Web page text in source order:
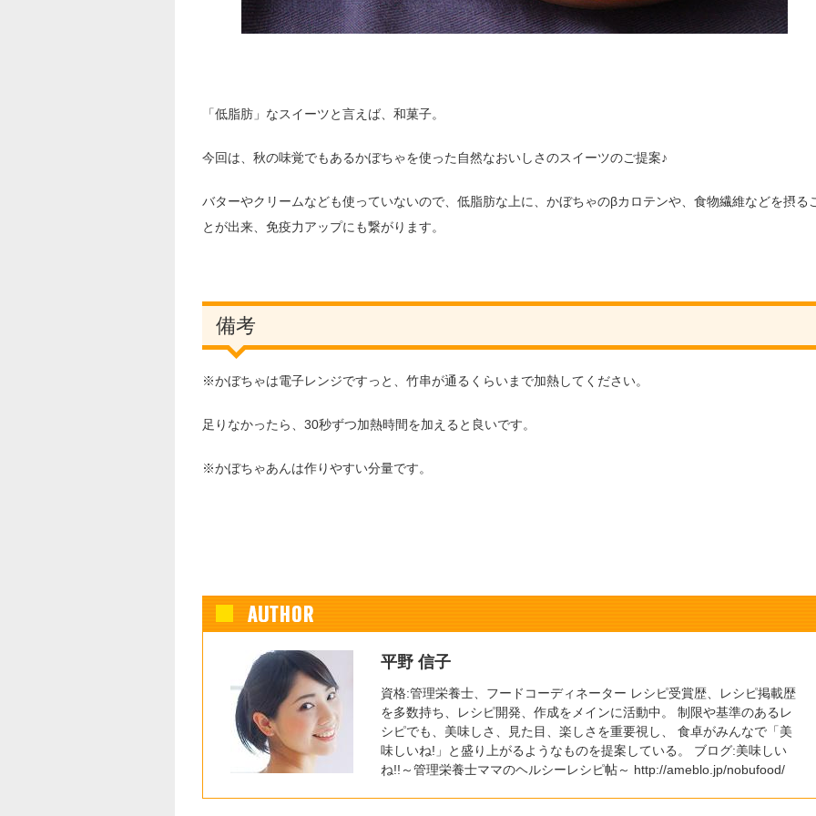
「低脂肪」なスイーツと言えば、和菓子。
今回は、秋の味覚でもあるかぼちゃを使った自然なおいしさのスイーツのご提案♪
バターやクリームなども使っていないので、低脂肪な上に、かぼちゃのβカロテンや、食物繊維などを摂る
とが出来、免疫力アップにも繋がります。
備考
※かぼちゃは電子レンジですっと、竹串が通るくらいまで加熱してください。
足りなかったら、30秒ずつ加熱時間を加えると良いです。
※かぼちゃあんは作りやすい分量です。
平野 信子
資格:管理栄養士、フードコーディネーター レシピ受賞歴、レシピ掲載歴
を多数持ち、レシピ開発、作成をメインに活動中。 制限や基準のあるレ
シピでも、美味しさ、見た目、楽しさを重要視し、 食卓がみんなで「美
味しいね!」と盛り上がるようなものを提案している。 ブログ:美味しい
ね!!～管理栄養士ママのヘルシーレシピ帖～ http://ameblo.jp/nobufood/